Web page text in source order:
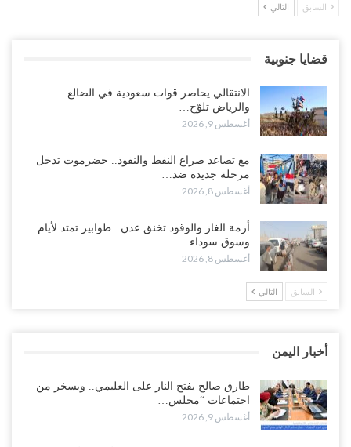
“عدن“| احتجاجاً على تأخر المرتبات.. موظفو المكتب الطبي السعودي
بسبب قرب الانسحاب العسكري الأمريكي من “الشرق الأوسط”..!
أغسطس 8, 2026
من حضرموت إلى عدن.. الانتقالي يصعّد ضد السعودية بعصيان مدني
شامل..!
أغسطس 8, 2026
السعودية تحاول احتواء بن بريك بعد تهديده بالمواجهة.. هل بدأت معركة
إسكات الصوت الحضرمي..!
أغسطس 8, 2026
المحافظ الجنيدي يحذر من خطورة المخططات السعودية على ابناء
الهجوم السعودي قبل انطلاقه..!
أغسطس 7, 2026
السابق التالي
قضايا جنوبية
الانتقالي يحاصر قوات سعودية في الضالع..
والرياض تلوّح…
أغسطس 9, 2026
مع تصاعد صراع النفط والنفوذ.. حضرموت تدخل
مرحلة جديدة ضد…
أغسطس 8, 2026
أزمة الغاز والوقود تخنق عدن.. طوابير تمتد لأيام
وسوق سوداء…
أغسطس 8, 2026
السابق التالي
أخبار اليمن
طارق صالح يفتح النار على العليمي.. ويسخر من
اجتماعات “مجلس…
أغسطس 9, 2026